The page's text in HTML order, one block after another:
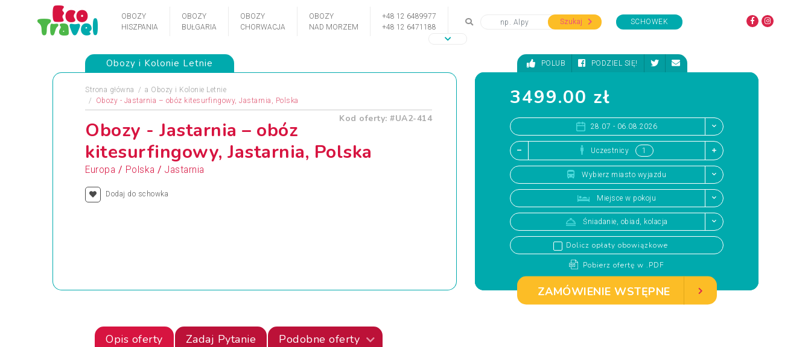
OBOZY
HISZPANIA
OBOZY
BUŁGARIA
OBOZY
CHORWACJA
OBOZY
NAD MORZEM
+48 12 6489977
+48 12 6471188
Szukaj SCHOWEK
Obozy i Kolonie Letnie
Strona główna a Obozy i Kolonie Letnie
Obozy - Jastarnia – obóz kitesurfingowy, Jastarnia, Polska
Kod oferty: #UA2-414
Obozy - Jastarnia – obóz
kitesurfingowy, Jastarnia, Polska
Europa / Polska / Jastarnia
Dodaj do schowka
POLUB PODZIEL SIĘ!
3499.00 zł
28.07 - 06.08.2026
Uczestnicy
Wybierz miasto wyjazdu
Miejsce w pokoju
Śniadanie, obiad, kolacja
Dolicz opłaty obowiązkowe
Pobierz ofertę w .PDF
ZAMÓWIENIE WSTĘPNE
Opis oferty Zadaj Pytanie Podobne oferty